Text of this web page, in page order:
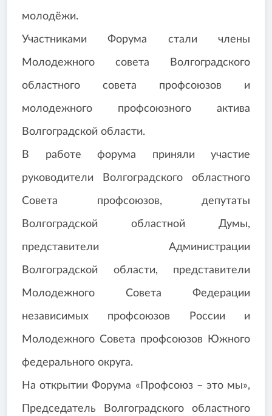
молодёжи.
Участниками Форума стали члены
Молодежного совета Волгоградского
областного совета профсоюзов и
молодежного профсоюзного актива
Волгоградской области.
В работе форума приняли участие
руководители Волгоградского областного
Совета профсоюзов, депутаты
Волгоградской областной Думы,
представители Администрации
Волгоградской области, представители
Молодежного Совета Федерации
независимых профсоюзов России и
Молодежного Совета профсоюзов Южного
федерального округа.
На открытии Форума «Профсоюз – это мы»,
Председатель Волгоградского областного